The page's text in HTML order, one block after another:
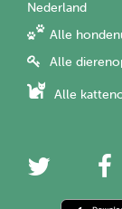
Nederland
Alle
Alle
Alle